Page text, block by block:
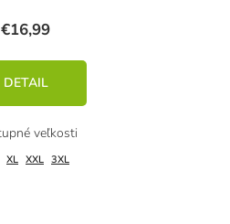
€16,99
DETAIL
XL XXL 3XL